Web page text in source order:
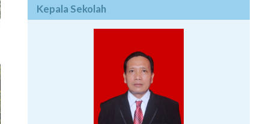
Kepala Sekolah